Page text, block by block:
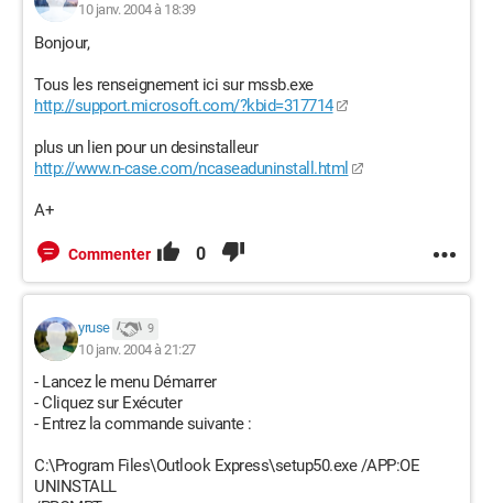
10 janv. 2004 à 18:39
Bonjour,
Tous les renseignement ici sur mssb.exe
http://support.microsoft.com/?kbid=317714
plus un lien pour un desinstalleur
http://www.n-case.com/ncaseaduninstall.html
A+
Commenter 0
yruse 9
10 janv. 2004 à 21:27
- Lancez le menu Démarrer
- Cliquez sur Exécuter
- Entrez la commande suivante :
C:\Program Files\Outlook Express\setup50.exe /APP:OE
UNINSTALL